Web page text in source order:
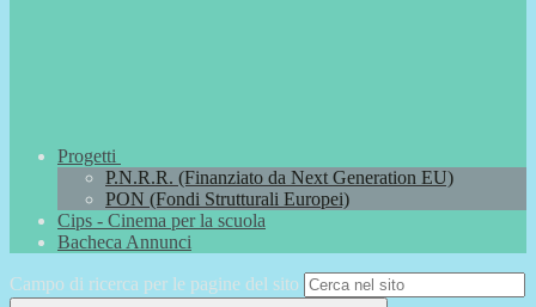
Progetti
P.N.R.R. (Finanziato da Next Generation EU)
PON (Fondi Strutturali Europei)
Cips - Cinema per la scuola
Bacheca Annunci
Campo di ricerca per le pagine del sito